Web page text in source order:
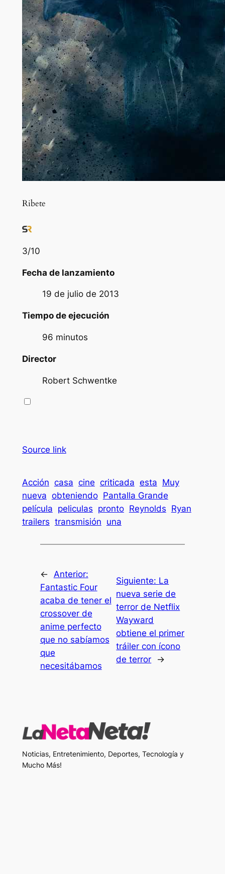
Ribete
3/10
Fecha de lanzamiento
19 de julio de 2013
Tiempo de ejecución
96 minutos
Director
Robert Schwentke
Source link
Acción casa cine criticada esta Muy
nueva obteniendo Pantalla Grande
película peliculas pronto Reynolds Ryan
trailers transmisión una
←
Anterior:
Fantastic Four
acaba de tener el
crossover de
anime perfecto
que no sabíamos
que
necesitábamos
Siguiente: La
nueva serie de
terror de Netflix
Wayward
obtiene el primer
tráiler con ícono
de terror
→
Noticias, Entretenimiento, Deportes, Tecnología y
Mucho Más!